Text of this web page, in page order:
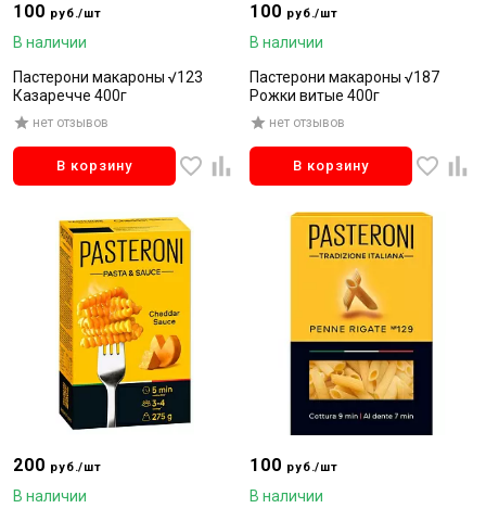
100 руб./шт
В наличии
Пастерони макароны √123
Казаречче 400г
нет отзывов
В корзину
100 руб./шт
В наличии
Пастерони макароны √187
Рожки витые 400г
нет отзывов
В корзину
200 руб./шт
В наличии
100 руб./шт
В наличии